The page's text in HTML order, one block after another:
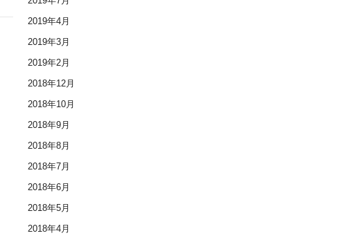
2019年4月
2019年3月
2019年2月
2018年12月
2018年10月
2018年9月
2018年8月
2018年7月
2018年6月
2018年5月
2018年4月